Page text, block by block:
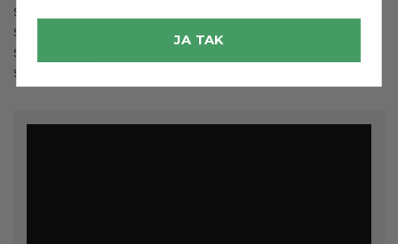
Str. 31: 20,8 cm
Str. 32: 21,7 cm
Str. 33: 22,3 cm
Str. 34: 23,1 cm
JA TAK